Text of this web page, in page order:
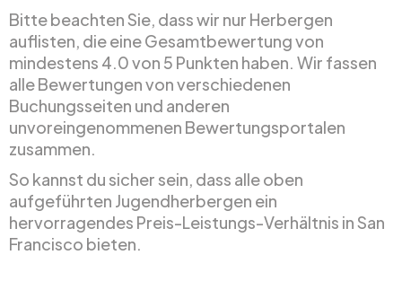
Bitte beachten Sie, dass wir nur Herbergen
auflisten, die eine Gesamtbewertung von
mindestens 4.0 von 5 Punkten haben. Wir fassen
alle Bewertungen von verschiedenen
Buchungsseiten und anderen
unvoreingenommenen Bewertungsportalen
zusammen.
So kannst du sicher sein, dass alle oben
aufgeführten Jugendherbergen ein
hervorragendes Preis-Leistungs-Verhältnis in San
Francisco bieten.